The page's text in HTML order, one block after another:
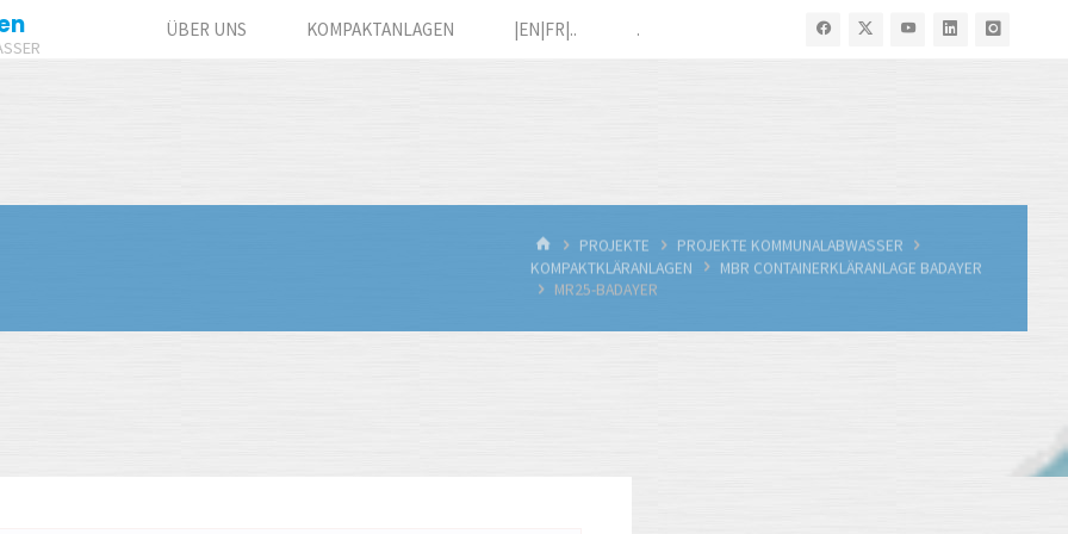
ÜBER UNS KOMPAKTANLAGEN |EN|FR|.. .
STARTPROJEKTE
PROJEKTE KOMMUNALABWASSER
KOMPAKTKLÄRANLAGEN
MBR CONTAINERKLÄRANLAGE BADAYER
MR25-BADAYER